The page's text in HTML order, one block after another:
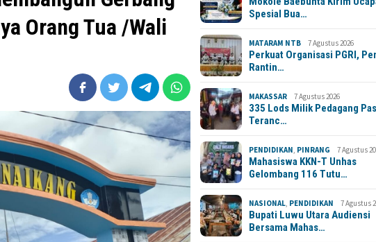
Orang Tua /Wali
Spesial Bua…
MATARAM NTB 7 Agustus 2026
Perkuat Organisasi PGRI,
Rantin…
MAKASSAR 7 Agustus 2026
335 Lods Milik Pedagang
Teranc…
PENDIDIKAN PINRANG 7 Agustus
Mahasiswa KKN-T Unhas
Gelombang 116 Tutu…
NASIONAL PENDIDIKAN 7 Agustus
Bupati Luwu Utara Audiensi
Bersama Mahas…